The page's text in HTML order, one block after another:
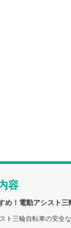
容
め！電動アシスト三
ト三輪自転車の安全